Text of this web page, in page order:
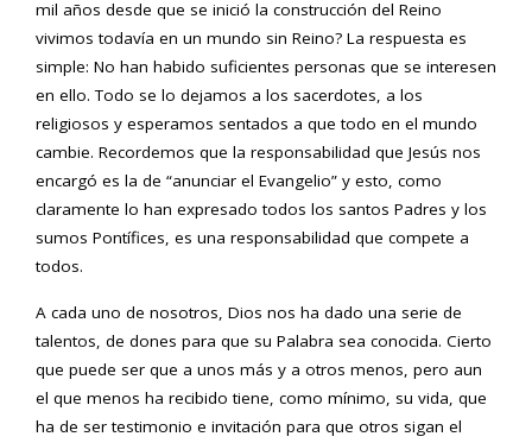
mil años desde que se inició la construcción del Reino
vivimos todavía en un mundo sin Reino? La respuesta es
simple: No han habido suficientes personas que se interesen
en ello. Todo se lo dejamos a los sacerdotes, a los
religiosos y esperamos sentados a que todo en el mundo
cambie. Recordemos que la responsabilidad que Jesús nos
encargó es la de “anunciar el Evangelio” y esto, como
claramente lo han expresado todos los santos Padres y los
sumos Pontífices, es una responsabilidad que compete a
todos.
A cada uno de nosotros, Dios nos ha dado una serie de
talentos, de dones para que su Palabra sea conocida. Cierto
que puede ser que a unos más y a otros menos, pero aun
el que menos ha recibido tiene, como mínimo, su vida, que
ha de ser testimonio e invitación para que otros sigan el